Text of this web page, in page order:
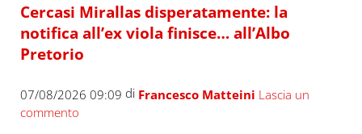
Cercasi Mirallas disperatamente: la
notifica all’ex viola finisce… all’Albo
Pretorio
07/08/2026 09:09 di Francesco Matteini Lascia un
commento